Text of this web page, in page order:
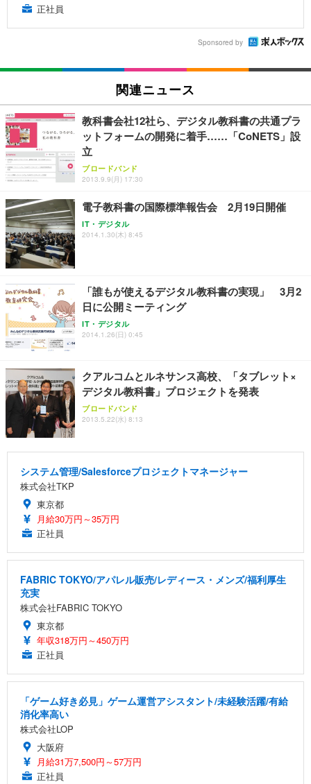
正社員
Sponsored by
関連ニュース
教科書会社12社ら、デジタル教科書の共通プラ
ットフォームの開発に着手……「CoNETS」設
立
ブロードバンド
2013.9.9(月) 17:30
電子教科書の国際標準報告会 2月19日開催
IT・デジタル
2014.1.30(木) 8:45
「誰もが使えるデジタル教科書の実現」 3月2
日に公開ミーティング
IT・デジタル
2014.1.26(日) 0:45
クアルコムとルネサンス高校、「タブレット×
デジタル教科書」プロジェクトを発表
ブロードバンド
2013.5.22(水) 8:13
システム管理/Salesforceプロジェクトマネージャー
株式会社TKP
東京都
月給30万円～35万円
正社員
FABRIC TOKYO/アパレル販売/レディース・メンズ/福利厚生
充実
株式会社FABRIC TOKYO
東京都
年収318万円～450万円
正社員
「ゲーム好き必見」ゲーム運営アシスタント/未経験活躍/有給
消化率高い
株式会社LOP
大阪府
月給31万7,500円～57万円
正社員